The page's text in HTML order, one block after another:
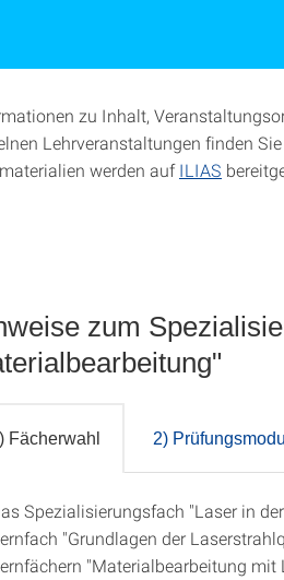
zu Inhalt,
Lehrveranstaltungen finden
werden aufILIAS
zum
Fächerwahl 2)
Fächerwahl
Spezialisierungsfach "Laser in
"Grundlagen der
"Materialbearbeitung mit